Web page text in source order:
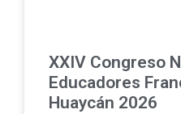
XXIV Congreso
Educadores
Huaycán 2026